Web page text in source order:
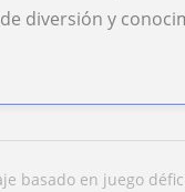
diversión y
basado en juego